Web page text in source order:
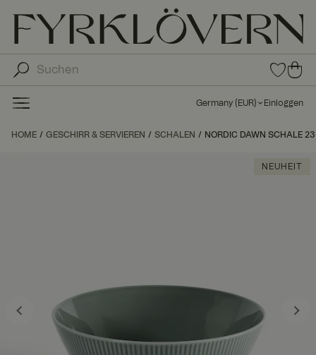
0
Arti
in
orit
0
Art
ike
de
Wa
Germany ( EUR) Einloggen
HOME GESCHIRR & SERVIEREN SCHALEN NORDIC DAWN SCHALE
NEUHEIT